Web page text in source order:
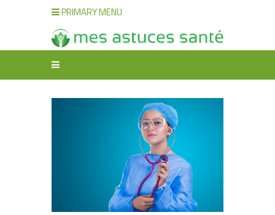
PRIMARY MENU